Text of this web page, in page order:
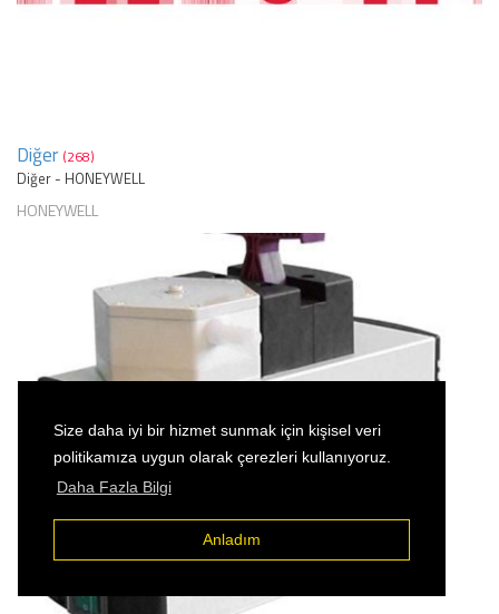
Size daha iyi bir hizmet sunmak için kişisel veri
politikamıza uygun olarak çerezleri kullanıyoruz.
Daha Fazla Bilgi
Anladım
Diğer (268)
Diğer - HONEYWELL
HONEYWELL